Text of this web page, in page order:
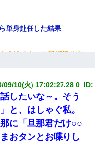
単身赴任した結果
う冷めた」と離婚切り出
のオッサン、強烈だっ
くファッションモデルに
い結果がこれ・・・
09/10(火) 17:02:27.28 0 ID:
したいな～。そう
と、はしゃぐ私。
に「旦那君だけ○○
おタンとお喋りし